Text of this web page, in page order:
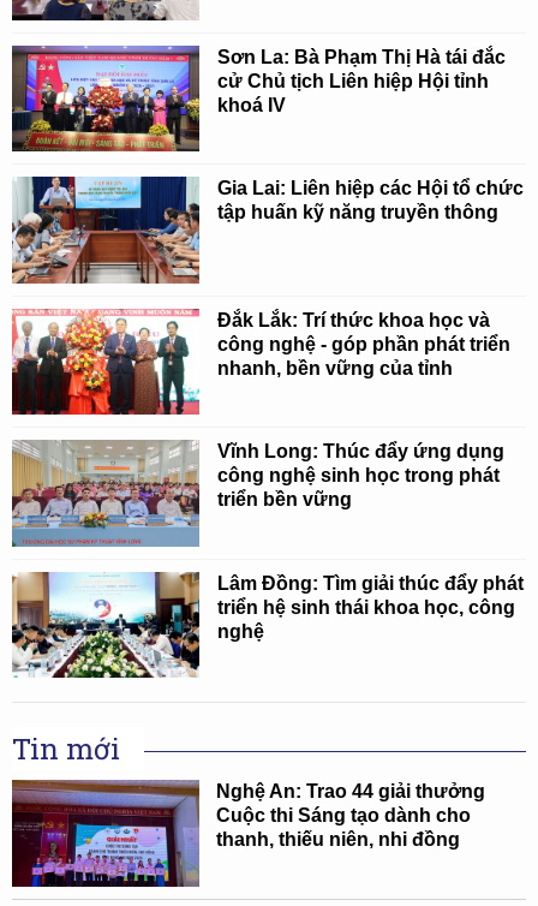
Sơn La: Bà Phạm Thị Hà tái đắc
cử Chủ tịch Liên hiệp Hội tỉnh
khoá IV
Gia Lai: Liên hiệp các Hội tổ chức
tập huấn kỹ năng truyền thông
Đắk Lắk: Trí thức khoa học và
công nghệ - góp phần phát triển
nhanh, bền vững của tỉnh
Vĩnh Long: Thúc đẩy ứng dụng
công nghệ sinh học trong phát
triển bền vững
Lâm Đồng: Tìm giải thúc đẩy phát
triển hệ sinh thái khoa học, công
nghệ
Tin mới
Nghệ An: Trao 44 giải thưởng
Cuộc thi Sáng tạo dành cho
thanh, thiếu niên, nhi đồng